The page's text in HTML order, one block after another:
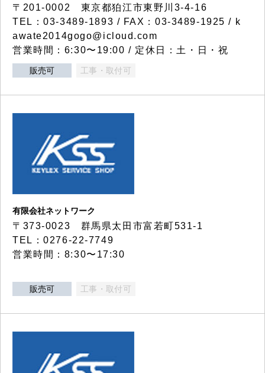
〒201-0002 東京都狛江市東野川3-4-16
TEL：03-3489-1893 / FAX：03-3489-1925 / k
awate2014gogo@icloud.com
営業時間：6:30〜19:00 / 定休日：土・日・祝
販売可 工事・取付可
有限会社ネットワーク
〒373-0023 群馬県太田市富若町531-1
TEL：0276-22-7749
営業時間：8:30〜17:30
販売可 工事・取付可